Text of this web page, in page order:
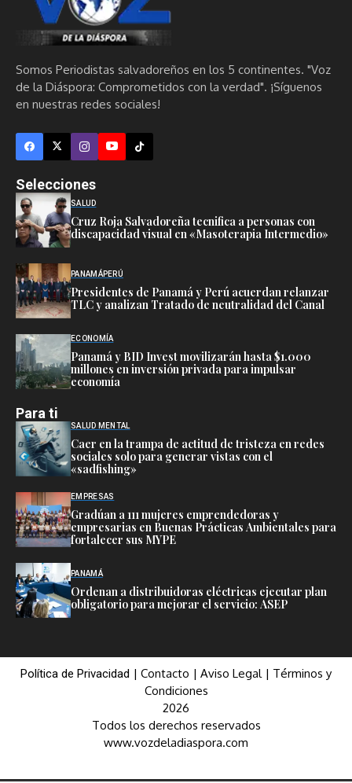
Somos Periodistas salvadoreños en los 5 continentes. "Voz
de la Diáspora: Comprometidos con la verdad". ¡Síguenos
en nuestras redes sociales!
Selecciones
SALUD
Cruz Roja Salvadoreña tecnifica a personas con
discapacidad visual en «Masoterapia Intermedio»
PANAMÁPERÚ
Presidentes de Panamá y Perú acuerdan relanzar
TLC y analizan Tratado de neutralidad del Canal
ECONOMÍA
Panamá y BID Invest movilizarán hasta $1.000
millones en inversión privada para impulsar
economía
Para ti
SALUD MENTAL
Caer en la trampa de actitud de tristeza en redes
sociales solo para generar vistas con el
«sadfishing»
EMPRESAS
Gradúan a 111 mujeres emprendedoras y
empresarias en Buenas Prácticas Ambientales para
fortalecer sus MYPE
PANAMÁ
Ordenan a distribuidoras eléctricas ejecutar plan
obligatorio para mejorar el servicio: ASEP
Política de Privacidad | Contacto | Aviso Legal | Términos y
Condiciones
2026
Todos los derechos reservados
www.vozdeladiaspora.com